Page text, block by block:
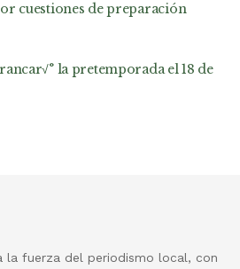
cuestiones de preparación
la pretemporada el 18 de
la fuerza del periodismo local, con